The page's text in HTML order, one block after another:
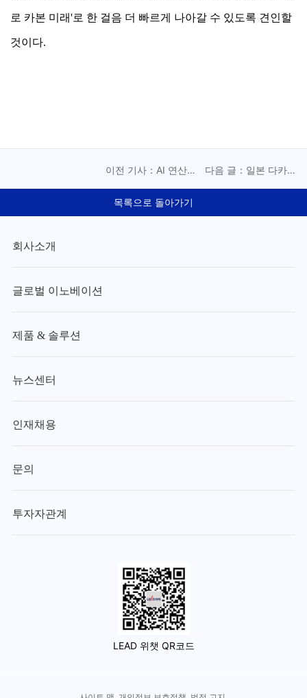
로 카본 미래'로 한 걸음 더 빠르게 나아갈 수 있도록 견인할
것이다.
이전 기사：AI 연산력
다, Lead Intelligent의
SOFC 정밀 제조가 답
다음 글：일본 다카사
객 재구매로 입증한 글
목록으로 돌아가기
회사소개
글로벌 이노베이션
제품 & 솔루션
뉴스센터
인재채용
문의
투자자관계
LEAD 위챗 QR코드